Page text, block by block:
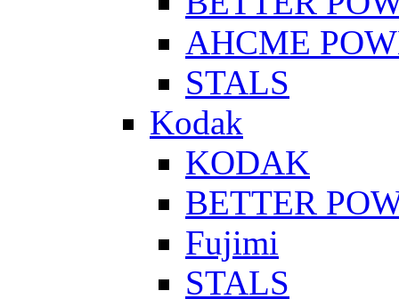
AHCME
STALS
Kodak
KODAK
BETTER
Fujimi
STALS